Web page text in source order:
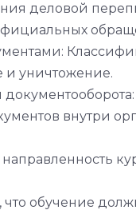
деловой
и уничтожение.
внутри
обучение